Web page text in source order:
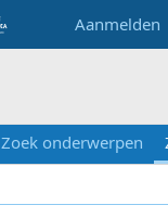
Aanmelden
Zoek onderwerpen